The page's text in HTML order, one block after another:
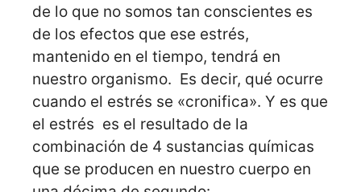
de lo que no somos tan conscientes es
de los efectos que ese estrés,
mantenido en el tiempo, tendrá en
nuestro organismo. Es decir, qué ocurre
cuando el estrés se «cronifica». Y es que
el estrés es el resultado de la
combinación de 4 sustancias químicas
que se producen en nuestro cuerpo en